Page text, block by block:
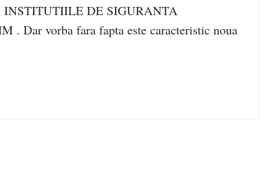
INSTITUTIILE DE SIGURANTA
Dar vorba fara fapta este caracteristic noua